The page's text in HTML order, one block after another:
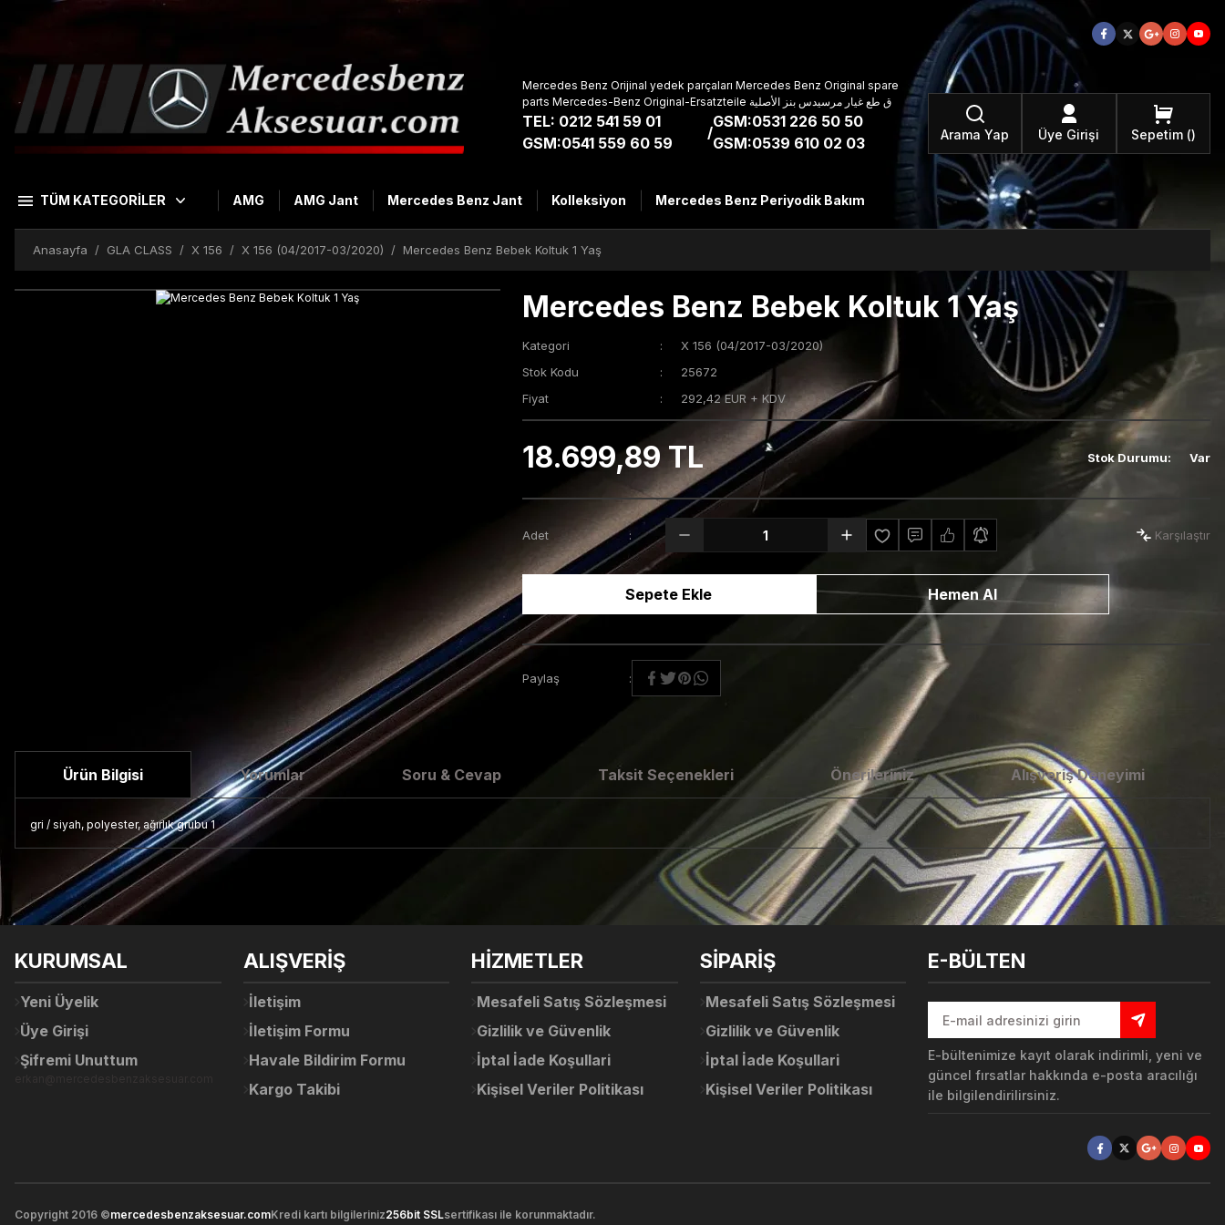
Mercedes Benz Orijinal yedek parçaları Mercedes Benz Original spare
parts Mercedes-Benz Original-Ersatzteile ق طع غيار مرسيدس بنز الأصلية
TEL: 0212 541 59 01
GSM:0541 559 60 59
/
GSM:0531 226 50 50
GSM:0539 610 02 03
Arama Yap Üye Girişi Sepetim
TÜM KATEGORİLER AMG AMG Jant Mercedes Benz Jant Kolleksiyon Mercedes Benz Periyodik Bakım
Anasayfa GLA CLASS X 156 X 156 (04/2017-03/2020) Mercedes Benz Bebek Koltuk 1 Yaş
Mercedes Benz Bebek Koltuk 1 Yaş
Kategori
X 156 (04/2017-03/2020)
Stok Kodu
25672
Fiyat
292,42 EUR + KDV
18.699,89 TL Stok Durumu: Var
Adet Karşılaştır
Sepete Ekle Hemen Al
Paylaş
Ürün Bilgisi Yorumlar Soru & Cevap Taksit Seçenekleri Önerileriniz Alışveriş Deneyimi
gri / siyah, polyester, ağırlık grubu 1
Bu ürüne ilk yorumu siz yapın!
Yorum Yaz
Ürün hakkında henüz soru sorulmamış.
Bu ürünün fiyat bilgisi, resim, ürün açıklamalarında ve diğer konularda yetersiz gördüğünüz noktaları öneri formunu kullanarak tarafımıza iletebilirsiniz.
Görüş ve önerileriniz için teşekkür ederiz.
Ürün açıklamasında eksik bilgiler bulunuyor.
Bu ürüne benzer farklı alternatifler olmalı.
Sitemize ilk yorumu siz yapın!
Deneyimini Paylaş
KURUMSAL
Yeni Üyelik
Üye Girişi
Şifremi Unuttum
ALIŞVERİŞ
İletişim
İletişim Formu
Havale Bildirim Formu
Kargo Takibi
HİZMETLER
Mesafeli Satış Sözleşmesi
Gizlilik ve Güvenlik
İptal İade Koşullari
Kişisel Veriler Politikası
SİPARİŞ
Mesafeli Satış Sözleşmesi
Gizlilik ve Güvenlik
İptal İade Koşullari
Kişisel Veriler Politikası
E-BÜLTEN
E-bültenimize kayıt olarak indirimli, yeni ve
güncel fırsatlar hakkında e-posta aracılığı
ile bilgilendirilirsiniz.
Copyright 2016 ©mercedesbenzaksesuar.comKredi kartı bilgileriniz256bit SSLsertifikası ile korunmaktadır.